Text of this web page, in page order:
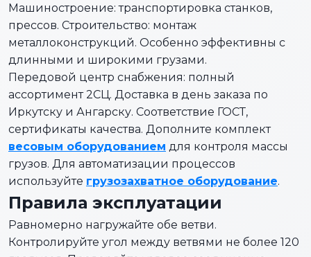
Машиностроение: транспортировка станков,
прессов. Строительство: монтаж
металлоконструкций. Особенно эффективны с
длинными и широкими грузами.
Передовой центр снабжения: полный
ассортимент 2СЦ. Доставка в день заказа по
Иркутску и Ангарску. Соответствие ГОСТ,
сертификаты качества. Дополните комплект
весовым оборудованием для контроля массы
грузов. Для автоматизации процессов
используйте грузозахватное оборудование.
Правила эксплуатации
Равномерно нагружайте обе ветви.
Контролируйте угол между ветвями не более 120